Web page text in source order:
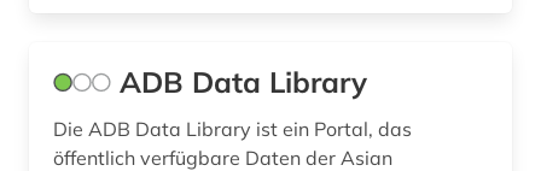
deep learning (1)
demographie (18)
ADB Data Library
Die ADB Data Library ist ein Portal, das
öffentlich verfügbare Daten der Asian